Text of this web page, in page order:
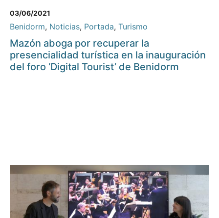
03/06/2021
Benidorm, Noticias, Portada, Turismo
Mazón aboga por recuperar la
presencialidad turística en la inauguración
del foro ‘Digital Tourist’ de Benidorm